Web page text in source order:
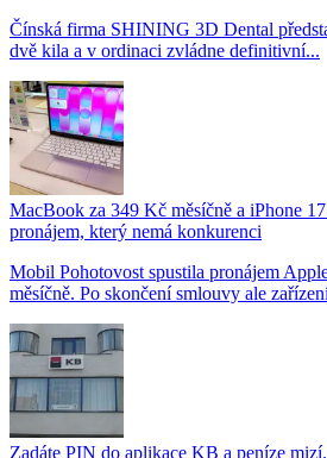
Čínská firma SHINING 3D Dental
dvě kila a v ordinaci zvládne definitivní...
MacBook za 349 Kč měsíčně a iPhone
pronájem, který nemá konkurenci
Mobil Pohotovost spustila pronájem
měsíčně. Po skončení smlouvy ale
Zadáte PIN do aplikace KB a peníze